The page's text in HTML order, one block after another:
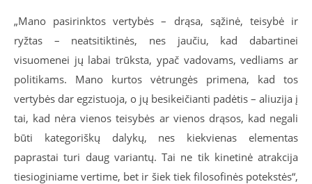
„Mano pasirinktos vertybės – drąsa, sąžinė, teisybė ir
ryžtas – neatsitiktinės, nes jaučiu, kad dabartinei
visuomenei jų labai trūksta, ypač vadovams, vedliams ar
politikams. Mano kurtos vėtrungės primena, kad tos
vertybės dar egzistuoja, o jų besikeičianti padėtis – aliuzija į
tai, kad nėra vienos teisybės ar vienos drąsos, kad negali
būti kategoriškų dalykų, nes kiekvienas elementas
paprastai turi daug variantų. Tai ne tik kinetinė atrakcija
tiesioginiame vertime, bet ir šiek tiek filosofinės potekstės“,